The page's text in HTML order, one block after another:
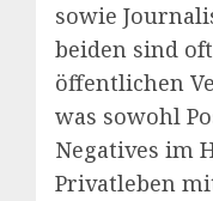
sowie
beiden sind
öffentlichen
was sowohl
Negatives im
Privatleben